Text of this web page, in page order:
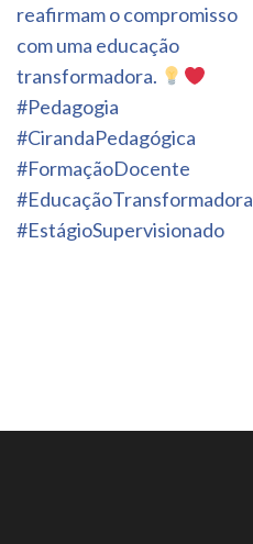
reafirmam o compromisso
com uma educação
transformadora.
#Pedagogia
#CirandaPedagógica
#FormaçãoDocente
#EducaçãoTransformadora
#EstágioSupervisionado